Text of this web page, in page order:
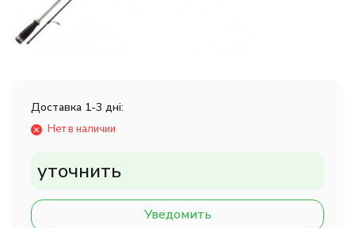
Доставка 1-3 дні:
Нет в наличии
уточнить
Уведомить